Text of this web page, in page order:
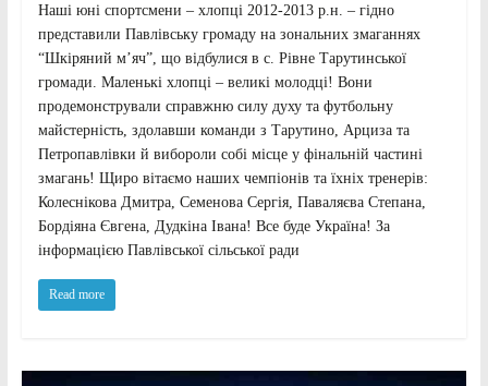
Наші юні спортсмени – хлопці 2012-2013 р.н. – гідно
представили Павлівську громаду на зональних змаганнях
“Шкіряний м’яч”, що відбулися в с. Рівне Тарутинської
громади. Маленькі хлопці – великі молодці! Вони
продемонстрували справжню силу духу та футбольну
майстерність, здолавши команди з Тарутино, Арциза та
Петропавлівки й вибороли собі місце у фінальній частині
змагань! Щиро вітаємо наших чемпіонів та їхніх тренерів:
Колеснікова Дмитра, Семенова Сергія, Паваляєва Степана,
Бордіяна Євгена, Дудкіна Івана! Все буде Україна! За
інформацією Павлівської сільської ради
Read more